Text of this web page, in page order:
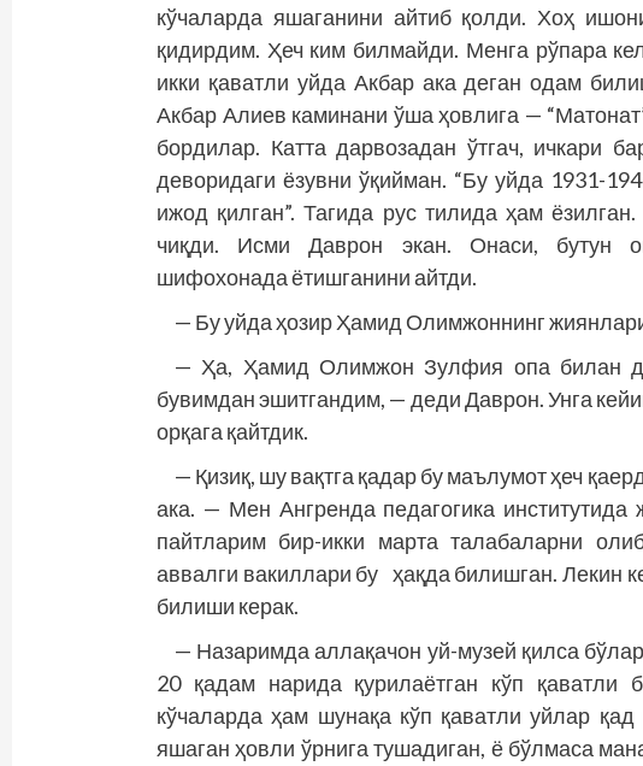
кўчаларда яшаганини айтиб қолди. Хоҳ
қидирдим. Ҳеч ким билмайди. Менга рўпара
икки қаватли уйда Акбар ака деган одам
Акбар Алиев каминани ўша ҳовлига —
бордилар. Катта дарвозадан ўтгач, ичкари
деворидаги ёзувни ўқийман. “Бу уйда 1931-
ижод қилган”. Тагида рус тилида ҳам
чиқди. Исми Даврон экан. Онаси, бутун
шифохонада ётишганини айтди.
— Бу уйда ҳозир Ҳамид Олимжоннинг
— Ҳа, Ҳамид Олимжон Зулфия опа билан
бувимдан эшитгандим, — деди Даврон. Унга
орқага қайтдик.
— Қизиқ, шу вақтга қадар бу маълумот ҳеч
ака. — Мен Ангренда педагогика институтида
пайтларим бир-икки марта талабаларни
аввалги вакиллари бу ҳақда билишган. Лекин
билиши керак.
— Назаримда аллақачон уй-музей қилса
20 қадам нарида қурилаётган кўп
кўчаларда ҳам шунақа кўп қаватли уйлар
яшаган ҳовли ўрнига тушадиган, ё бўлмаса